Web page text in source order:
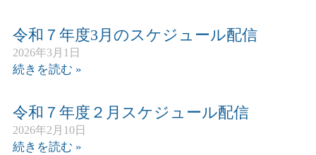
令和７年度3月のスケジュール配信
2026年3月1日
続きを読む »
令和７年度２月スケジュール配信
2026年2月10日
続きを読む »